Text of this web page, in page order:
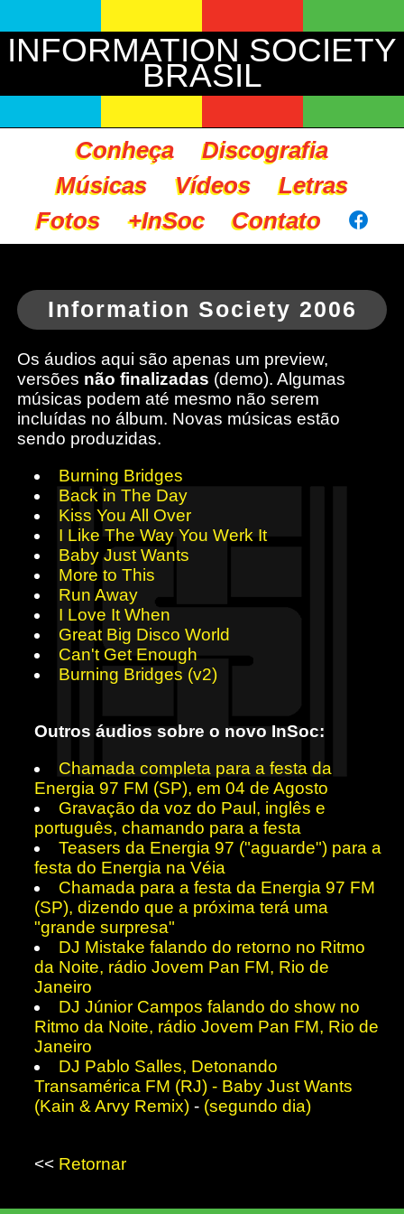
INFORMATION SOCIETY
BRASIL
Conheça
Discografia
Músicas
Vídeos
Letras
Fotos
+InSoc Contato
Information Society 2006
Os áudios aqui são apenas um preview,
versões não finalizadas (demo). Algumas
músicas podem até mesmo não serem
incluídas no álbum. Novas músicas estão
sendo produzidas.
Burning Bridges
Back in The Day
Kiss You All Over
I Like The Way You Werk It
Baby Just Wants
More to This
Run Away
I Love It When
Great Big Disco World
Can't Get Enough
Burning Bridges (v2)
Outros áudios sobre o novo InSoc:
Chamada completa para a festa da
Energia 97 FM (SP), em 04 de Agosto
Gravação da voz do Paul, inglês e
português, chamando para a festa
Teasers da Energia 97 ("aguarde") para a
festa do Energia na Véia
Chamada para a festa da Energia 97 FM
(SP), dizendo que a próxima terá uma
"grande surpresa"
DJ Mistake falando do retorno no Ritmo
da Noite, rádio Jovem Pan FM, Rio de
Janeiro
DJ Júnior Campos falando do show no
Ritmo da Noite, rádio Jovem Pan FM, Rio de
Janeiro
DJ Pablo Salles, Detonando
Transamérica FM (RJ) - Baby Just Wants
(Kain & Arvy Remix) - (segundo dia)
<< Retornar